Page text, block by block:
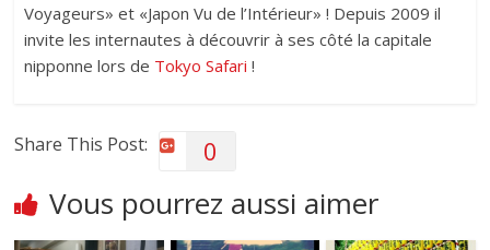
Voyageurs» et «Japon Vu de l’Intérieur» ! Depuis 2009 il
invite les internautes à découvrir à ses côté la capitale
nipponne lors de Tokyo Safari !
Share This Post: 0
Vous pourrez aussi aimer